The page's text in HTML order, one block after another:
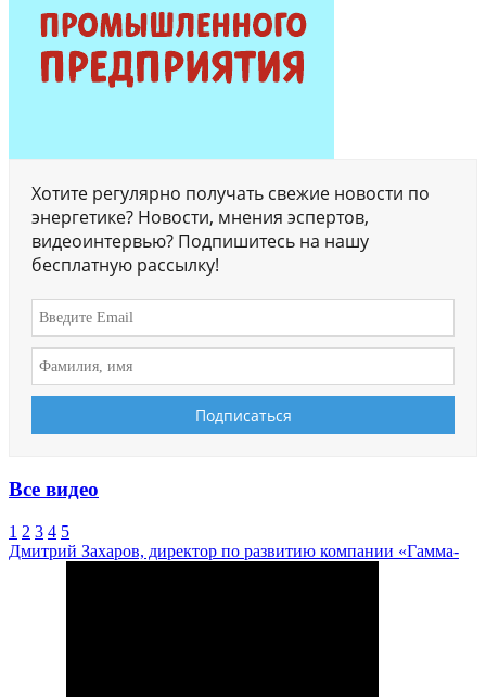
Хотите регулярно получать свежие новости по
энергетике? Новости, мнения эспертов,
видеоинтервью? Подпишитесь на нашу
бесплатную рассылку!
Все видео
1 2 3 4 5
Дмитрий Захаров, директор по развитию компании «Гамма-